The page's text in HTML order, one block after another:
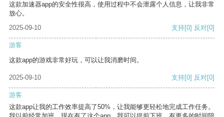
这款加速器app的安全性很高，使用过程中不会泄露个人信息，让我非常
放心。
2025-09-10
支持[0] 反对[0]
游客
这款app的游戏非常好玩，可以让我消磨时间。
2025-09-10 支持[0] 反对[0]
游客
这款app让我的工作效率提高了50%，让我能够更轻松地完成工作任务。